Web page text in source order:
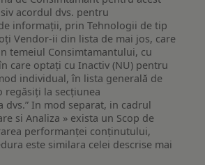
acordul dvs. pentru
informații, prin Tehnologii de tip
Vendor-ii din lista de mai jos, care
temeiul Consimtamantului, cu
care optați cu Inactiv (NU) pentru
individual, în lista generală de
regăsiți la secțiunea
dvs.” In mod separat, in cadrul
si Analiza » exista un Scop de
performanței conținutului,
este similara celei descrise mai